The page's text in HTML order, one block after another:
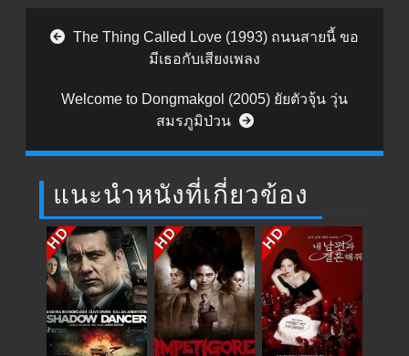
Post navigation
The Thing Called Love (1993) ถนนสายนี้ ขอ
มีเธอกับเสียงเพลง
Welcome to Dongmakgol (2005) ยัยตัวจุ้น วุ่น
สมรภูมิป่วน
แนะนำหนังที่เกี่ยวข้อง
HD HD HD